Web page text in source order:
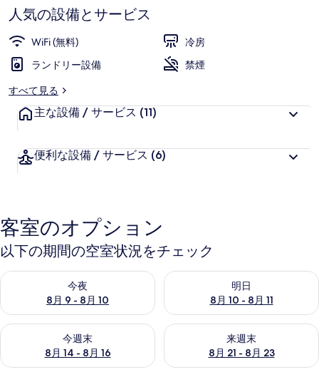
で
す
人気の設備とサービス
WiFi (無料)
冷房
ランドリー設備
禁煙
すべて見る
主な設備 / サービス (11)
便利な設備 / サービス (6)
客室のオプション
以下の期間の空室状況をチェック
今夜
8月 9 - 8月 10
今夜 8月 9 - 8月 10 の空室状況をチェック
明日
8月 10 - 8月 11
明日 8月 10 - 8月 11 の空室状
今週末
8月 14 - 8月 16
今週末 8月 14 - 8月 16 の空室状況をチェック
来週末
8月 21 - 8月 23
来週末 8月 21 - 8月 23 の空室